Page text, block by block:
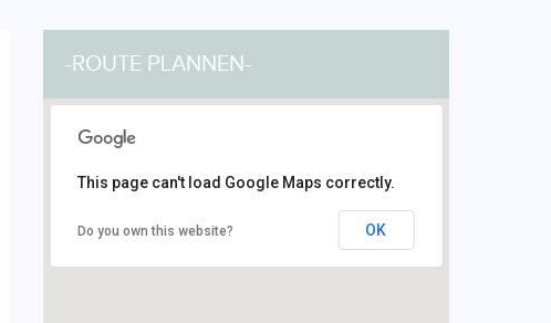
-ROUTE PLANNEN-
This page can't load Google Maps correctly.
Do you own this website? OK